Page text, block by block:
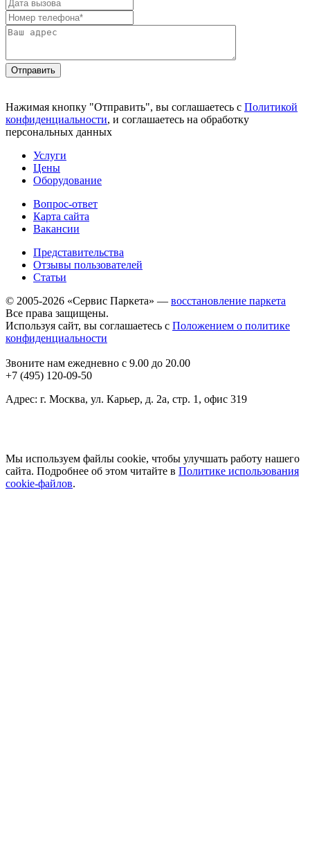
Отправить
Нажимая кнопку "Отправить", вы соглашаетесь с Политикой
конфиденциальности, и соглашаетесь на обработку
персональных данных
Услуги
Цены
Оборудование
Вопрос-ответ
Карта сайта
Вакансии
Представительства
Отзывы пользователей
Статьи
© 2005-2026 «Сервис Паркета» — восстановление паркета
Все права защищены.
Используя сайт, вы соглашаетесь с Положением о политике
конфиденциальности
Звоните нам ежедневно с 9.00 до 20.00
+7 (495) 120-09-50
Адрес: г. Москва, ул. Карьер, д. 2а, стр. 1, офис 319
Мы используем файлы cookie, чтобы улучшать работу нашего
сайта. Подробнее об этом читайте в Политике использования
cookie-файлов.